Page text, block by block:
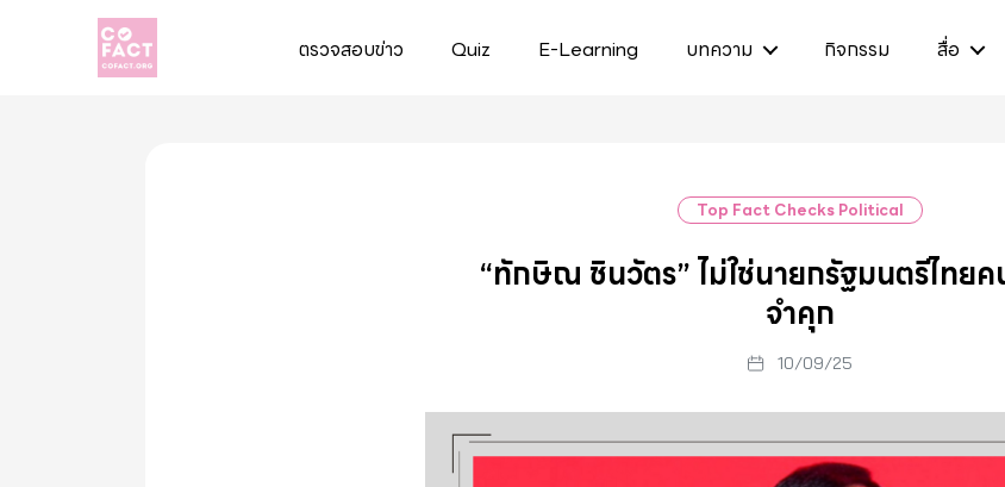
ตรวจสอบข่าว Quiz E-Learning บทความ กิจกรรม สื่อ
Top Fact Checks Political
“ทักษิณ ชินวัตร” ไม่ใช่นายกรัฐมนตรีไทย
จำคุก
10/09/25